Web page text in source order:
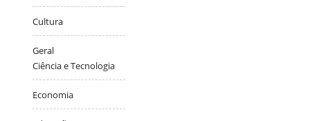
Cultura
Geral
Ciência e Tecnologia
Economia